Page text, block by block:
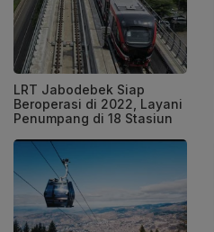
LRT Jabodebek Siap
Beroperasi di 2022, Layani
Penumpang di 18 Stasiun